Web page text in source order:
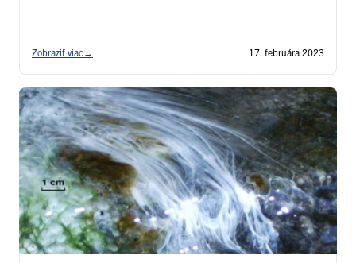
Zobraziť viac→ 17. februára 2023